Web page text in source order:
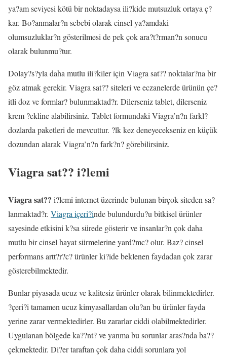
ya?am seviyesi kötü bir noktadaysa ili?kide mutsuzluk ortaya ç?
kar. Bo?anmalar?n sebebi olarak cinsel ya?amdaki
olumsuzluklar?n gösterilmesi de pek çok ara?t?rman?n sonucu
olarak bulunmu?tur.
Dolay?s?yla daha mutlu ili?kiler için Viagra sat?? noktalar?na bir
göz atmak gerekir. Viagra sat?? siteleri ve eczanelerde ürünün çe?
itli doz ve formlar? bulunmaktad?r. Dilerseniz tablet, dilerseniz
krem ?ekline alabilirsiniz. Tablet formundaki Viagra’n?n farkl?
dozlarda paketleri de mevcuttur. ?lk kez deneyecekseniz en küçük
dozundan alarak Viagra’n?n fark?n? görebilirsiniz.
Viagra sat?? i?lemi
Viagra sat?? i?lemi internet üzerinde bulunan birçok siteden sa?
lanmaktad?r. Viagra içeri?inde bulundurdu?u bitkisel ürünler
sayesinde etkisini k?sa sürede gösterir ve insanlar?n çok daha
mutlu bir cinsel hayat sürmelerine yard?mc? olur. Baz? cinsel
performans artt?r?c? ürünler ki?ide beklenen faydadan çok zarar
gösterebilmektedir.
Bunlar piyasada ucuz ve kalitesiz ürünler olarak bilinmektedirler.
?çeri?i tamamen ucuz kimyasallardan olu?an bu ürünler fayda
yerine zarar vermektedirler. Bu zararlar ciddi olabilmektedirler.
Uygulanan bölgede ka??nt? ve yanma bu sorunlar aras?nda ba??
çekmektedir. Di?er taraftan çok daha ciddi sorunlara yol